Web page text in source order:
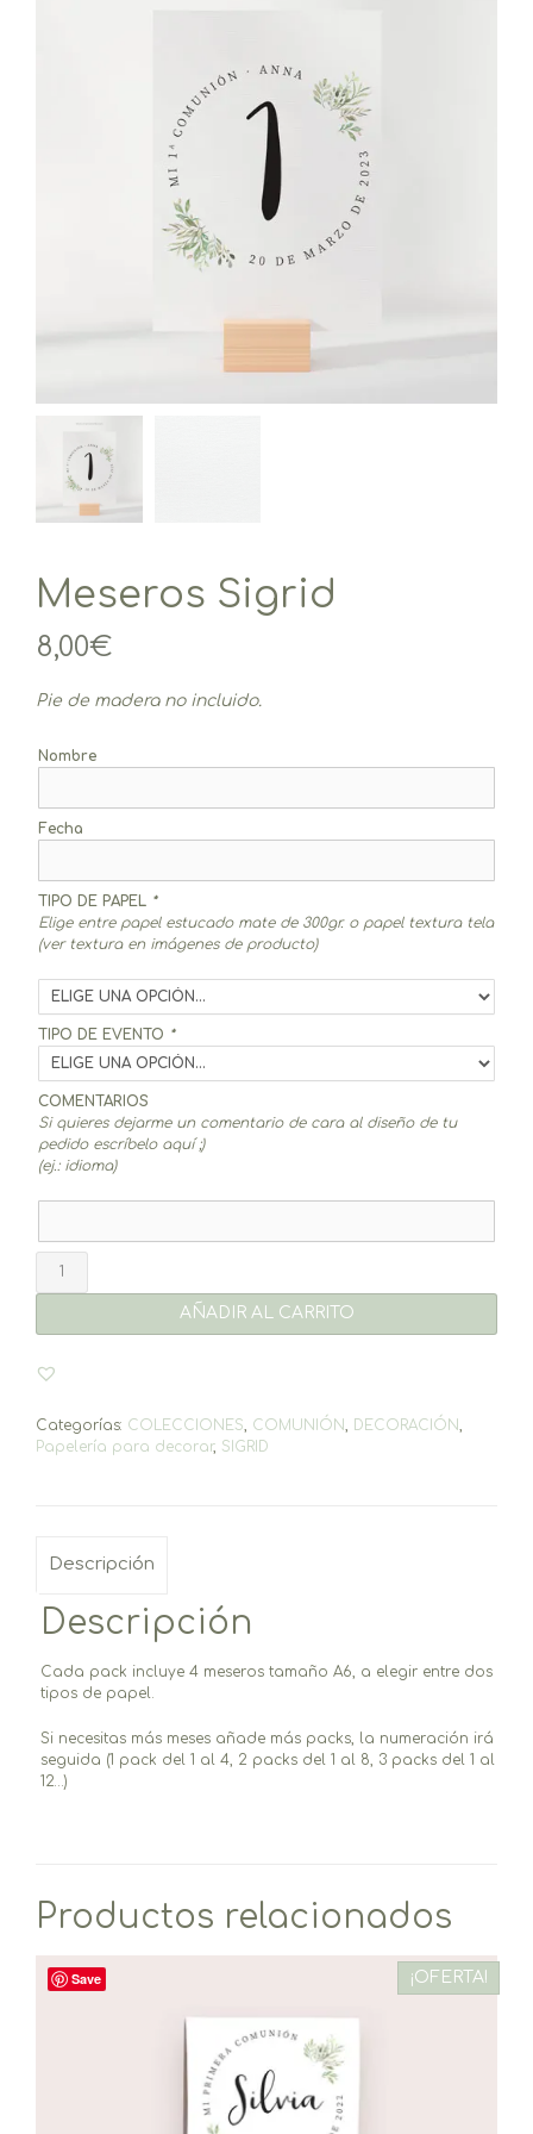
Meseros Sigrid
8,00€
Pie de madera no incluido.
Nombre
Fecha
TIPO DE PAPEL *
Elige entre papel estucado mate de 300gr. o papel textura tela
(ver textura en imágenes de producto)
TIPO DE EVENTO *
COMENTARIOS
Si quieres dejarme un comentario de cara al diseño de tu
pedido escríbelo aquí ;)
(ej.: idioma)
Meseros
AÑADIR AL CARRITO
Categorías: COLECCIONES COMUNIÓN DECORACIÓN
Papelería para decorar, SIGRID
Descripción
Descripción
Cada pack incluye 4 meseros tamaño A6, a elegir entre dos
tipos de papel.
Si necesitas más meses añade más packs, la numeración irá
seguida (1 pack del 1 al 4, 2 packs del 1 al 8, 3 packs del 1 al
12…)
Productos relacionados
Save ¡OFERTA!